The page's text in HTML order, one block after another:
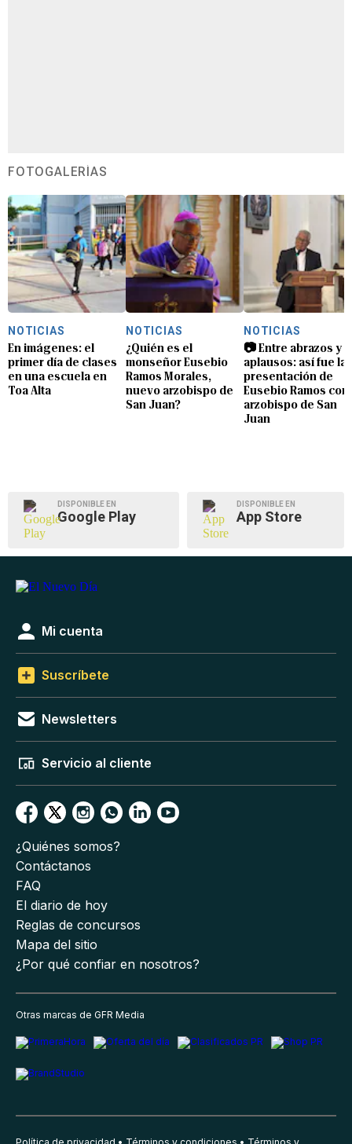
FOTOGALERÍAS
NOTICIAS
En imágenes: el
primer día de clases
en una escuela en
Toa Alta
NOTICIAS
¿Quién es el
monseñor Eusebio
Ramos Morales,
nuevo arzobispo de
San Juan?
NOTICIAS
📷 Entre abrazos y
aplausos: así fue la
presentación de
Eusebio Ramos
arzobispo de San
Juan
DISPONIBLE EN
Google Play
DISPONIBLE EN
App Store
Mi cuenta
Suscríbete
Newsletters
Servicio al cliente
¿Quiénes somos?
Contáctanos
FAQ
El diario de hoy
Reglas de concursos
Mapa del sitio
¿Por qué confiar en nosotros?
Otras marcas de GFR Media